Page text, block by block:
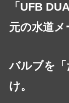
「UFB
元の水道メ
バルブを
け。